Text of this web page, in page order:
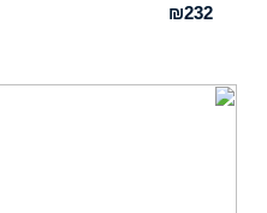
₪232